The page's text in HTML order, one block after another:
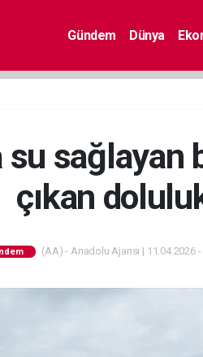
Gündem Dünya
su sağlayan
çıkan
(AA) - Anadolu Ajansı | 11.04.2026